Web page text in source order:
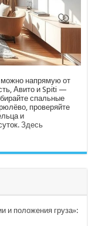
можно напрямую от
Авито и Spiti —
спальные
проверяйте
и
Здесь
и положения груза»: